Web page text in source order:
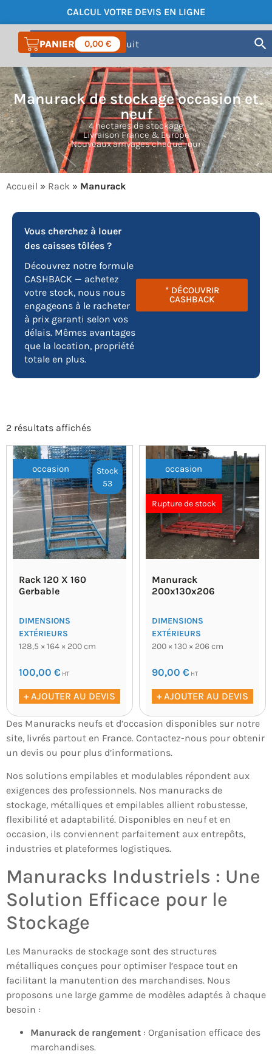
CALCUL VOTRE DEVIS EN LIGNE
COMPTE 0,00 €
Manurack de stockage occasion et
neuf
4 hectares de stockage
Livraison France & Europe
Nouveaux arrivages chaque jour
Accueil » Rack » Manurack
Vous cherchez à louer
des caisses tôlées ?
Découvrez notre formule
CASHBACK — achetez
votre stock, nous nous
engageons à le racheter
à prix garanti selon vos
délais. Mêmes avantages
que la location, propriété
totale en plus.
* DÉCOUVRIR
CASHBACK
2 résultats affichés
occasion
Stock
53
Rack 120 X 160
Gerbable
DIMENSIONS
EXTÉRIEURS
128,5 × 164 × 200 cm
100,00 € HT
+ AJOUTER AU DEVIS
occasion
Rupture de stock
Manurack
200x130x206
DIMENSIONS
EXTÉRIEURS
200 × 130 × 206 cm
90,00 € HT
+ AJOUTER AU DEVIS
Des Manuracks neufs et d’occasion disponibles sur notre
site, livrés partout en France. Contactez-nous pour obtenir
un devis ou pour plus d’informations.
Nos solutions empilables et modulables répondent aux
exigences des professionnels. Nos manuracks de
stockage, métalliques et empilables allient robustesse,
flexibilité et adaptabilité. Disponibles en neuf et en
occasion, ils conviennent parfaitement aux entrepôts,
industries et plateformes logistiques.
Manuracks Industriels : Une
Solution Efficace pour le
Stockage
Les Manuracks de stockage sont des structures
métalliques conçues pour optimiser l’espace tout en
facilitant la manutention des marchandises. Nous
proposons une large gamme de modèles adaptés à chaque
besoin :
Manurack de rangement : Organisation efficace des
marchandises.